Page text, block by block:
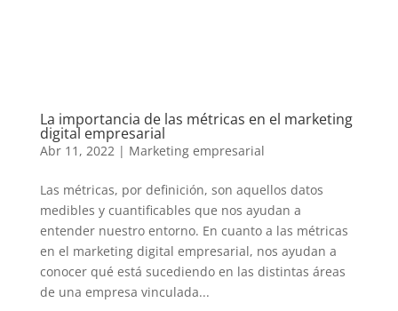
La importancia de las métricas en el marketing
digital empresarial
Abr 11, 2022| Marketing empresarial
Las métricas, por definición, son aquellos datos
medibles y cuantificables que nos ayudan a
entender nuestro entorno. En cuanto a las métricas
en el marketing digital empresarial, nos ayudan a
conocer qué está sucediendo en las distintas áreas
de una empresa vinculada...